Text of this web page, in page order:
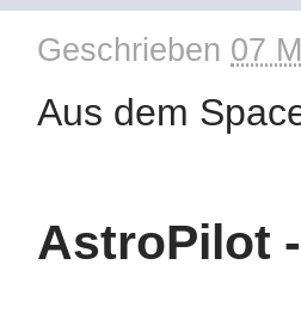
Geschrieben 07
Aus dem
AstroPilot